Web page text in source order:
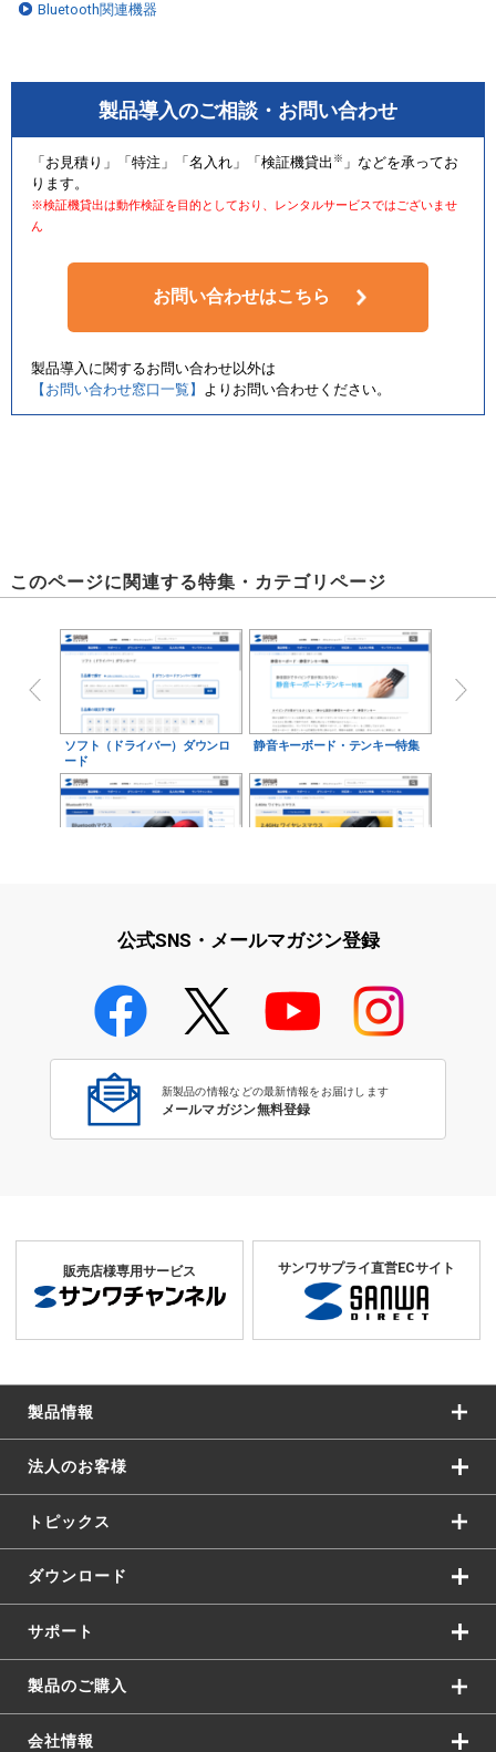
Bluetooth関連機器
製品導入のご相談・お問い合わせ
「お見積り」「特注」「名入れ」「検証機貸出 ※ 」などを承ってお
ります。
※検証機貸出は動作検証を目的としており、レンタルサービスではございませ
ん
お問い合わせはこちら
製品導入に関するお問い合わせ以外は
【お問い合わせ窓口一覧】 よりお問い合わせください。
このページに関連する特集・カテゴリページ
ソフト（ドライバー）ダウンロ
ード
静音キーボード・テンキー特集
Bluetoothマウス
公式SNS・メールマガジン登録
新製品の情報などの最新情報をお届けします
メールマガジン無料登録
販売店様専用サービス サンワサプライ直営ECサイト
製品情報
法人のお客様
トピックス
ダウンロード
サポート
製品のご購入
会社情報